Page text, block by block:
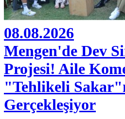
08.08.2026
Mengen'de Dev
Projesi! Aile
"Tehlikeli
Gerçekleşiyor